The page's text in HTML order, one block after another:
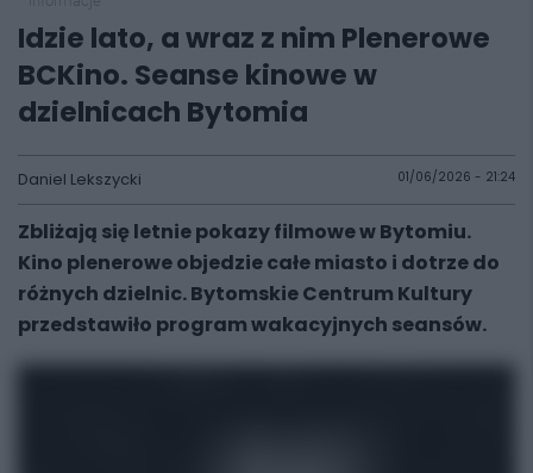
Idzie lato, a wraz z nim Plenerowe
BCKino. Seanse kinowe w
dzielnicach Bytomia
Daniel Lekszycki 01/06/2026 - 21:24
Zbliżają się letnie pokazy filmowe w Bytomiu.
Kino plenerowe objedzie całe miasto i dotrze do
różnych dzielnic. Bytomskie Centrum Kultury
przedstawiło program wakacyjnych seansów.